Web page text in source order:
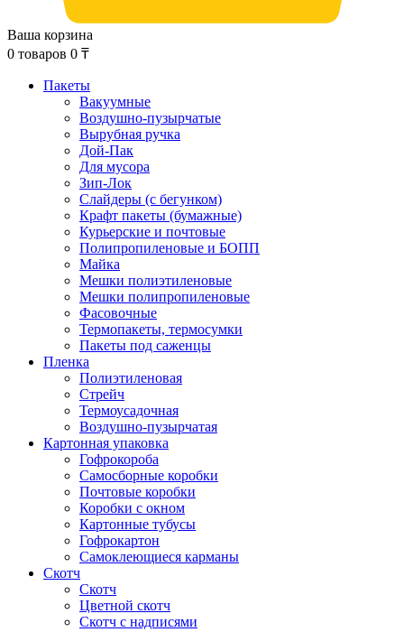
Ваша корзина
0 товаров 0 ₸
Пакеты
Вакуумные
Воздушно-пузырчатые
Вырубная ручка
Дой-Пак
Для мусора
Зип-Лок
Слайдеры (с бегунком)
Крафт пакеты (бумажные)
Курьерские и почтовые
Полипропиленовые и БОПП
Майка
Мешки полиэтиленовые
Мешки полипропиленовые
Фасовочные
Термопакеты, термосумки
Пакеты под саженцы
Пленка
Полиэтиленовая
Стрейч
Термоусадочная
Воздушно-пузырчатая
Картонная упаковка
Гофрокороба
Самосборные коробки
Почтовые коробки
Коробки с окном
Картонные тубусы
Гофрокартон
Самоклеющиеся карманы
Скотч
Скотч
Цветной скотч
Скотч с надписями